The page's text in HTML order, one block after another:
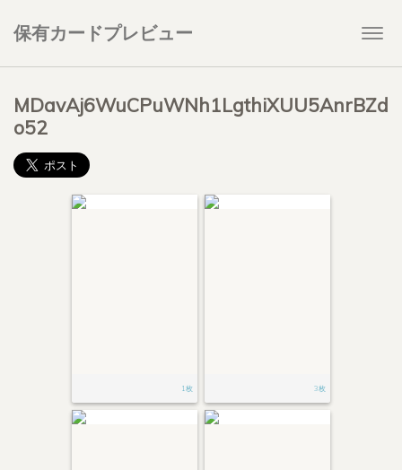
保有カードプレビュー
MDavAj6WuCPuWNh1LgthiXUU5AnrBZd
o52
1枚 3枚